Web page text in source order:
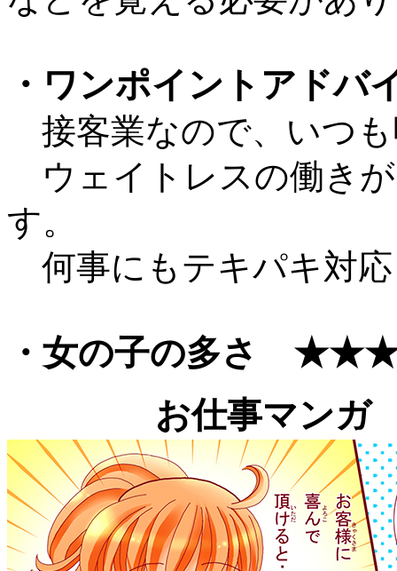
・ワンポイントアドバ
接客業なので、いつ
ウェイトレスの働き
す。
何事にもテキパキ対
・女の子の多さ
お仕事マンガ